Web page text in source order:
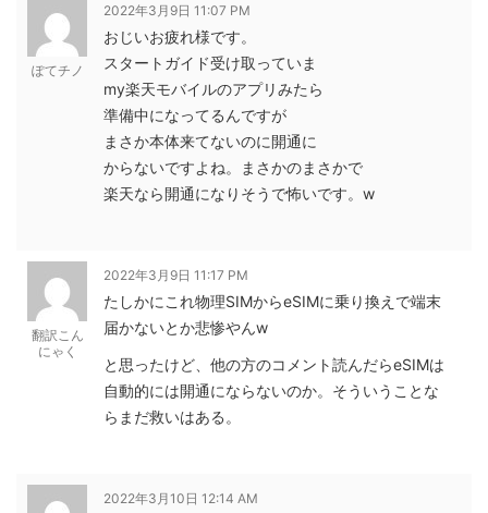
ぽてチノ
2022年3月9日 11:07 PM
おじいお疲れ様です。
スタートガイド受け取っていま
my楽天モバイルのアプリみたら
準備中になってるんですが
まさか本体来てないのに開通に
からないですよね。まさかのまさかで
楽天なら開通になりそうで怖いです。w
翻訳こん
にゃく
2022年3月9日 11:17 PM
たしかにこれ物理SIMからeSIMに乗り換えで端末
届かないとか悲惨やんw
と思ったけど、他の方のコメント読んだらeSIMは
自動的には開通にならないのか。そういうことな
らまだ救いはある。
2022年3月10日 12:14 AM